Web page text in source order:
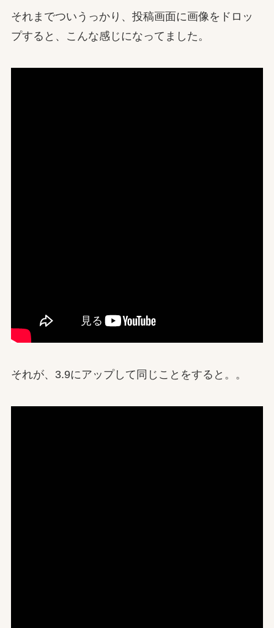
それまでついうっかり、投稿画面に画像をドロッ
プすると、こんな感じになってました。
それが、3.9にアップして同じことをすると。。